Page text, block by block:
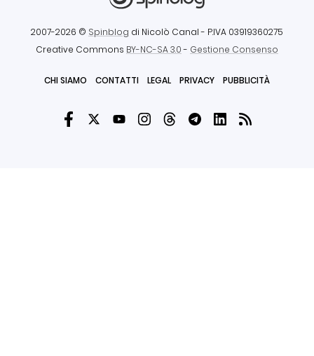
2007-2026 © Spinblog di Nicolò Canal - P.IVA 03919360275
Creative Commons BY-NC-SA 3.0- Gestione Consenso
CHI SIAMO CONTATTI LEGAL PRIVACY PUBBLICITÀ